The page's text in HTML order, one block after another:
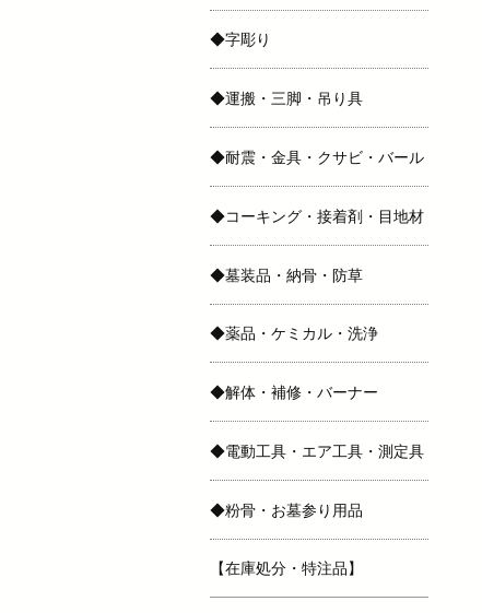
◆字彫り
◆運搬・三脚・吊り具
◆耐震・金具・クサビ・バール
◆コーキング・接着剤・目地材
◆墓装品・納骨・防草
◆薬品・ケミカル・洗浄
◆解体・補修・バーナー
◆電動工具・エア工具・測定具
◆粉骨・お墓参り用品
【在庫処分・特注品】